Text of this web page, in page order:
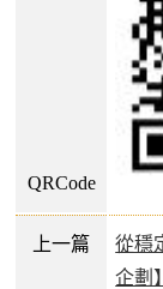
QRCode
上一篇
從穩
企劃】